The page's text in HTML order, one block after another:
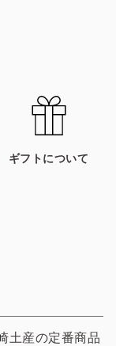
ギフトについて
土産の定番商品